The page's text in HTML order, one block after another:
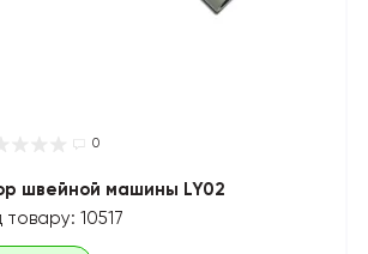
0
швейной машины LY02
товару: 10517